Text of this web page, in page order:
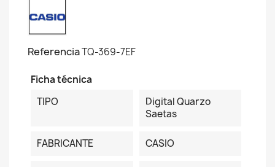
ReferenciaTQ-369-7EF
Ficha técnica
TIPO
Digital Quarzo
Saetas
FABRICANTE CASIO